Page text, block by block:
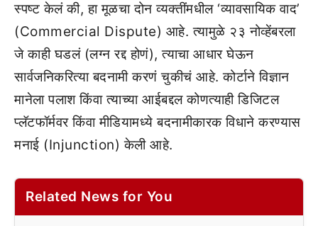
स्पष्ट केलं की, हा मूळचा दोन व्यक्तींमधील ‘व्यावसायिक वाद’
(Commercial Dispute) आहे. त्यामुळे २३ नोव्हेंबरला
जे काही घडलं (लग्न रद्द होणं), त्याचा आधार घेऊन
सार्वजनिकरित्या बदनामी करणं चुकीचं आहे. कोर्टाने विज्ञान
मानेला पलाश किंवा त्याच्या आईबद्दल कोणत्याही डिजिटल
प्लॅटफॉर्मवर किंवा मीडियामध्ये बदनामीकारक विधाने करण्यास
मनाई (Injunction) केली आहे.
Related News for You